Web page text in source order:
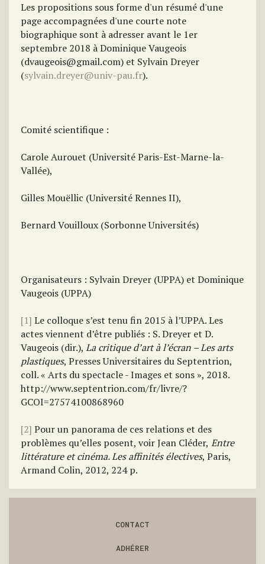
Les propositions sous forme d'un résumé d'une
page accompagnées d'une courte note
biographique sont à adresser avant le 1er
septembre 2018 à Dominique Vaugeois
(dvaugeois@gmail.com) et Sylvain Dreyer
(sylvain.dreyer@univ-pau.fr).
Comité scientifique :
Carole Aurouet (Université Paris-Est-Marne-la-
Vallée),
Gilles Mouëllic (Université Rennes II),
Bernard Vouilloux (Sorbonne Universités)
Organisateurs : Sylvain Dreyer (UPPA) et Dominique
Vaugeois (UPPA)
[1] Le colloque s’est tenu fin 2015 à l’UPPA. Les
actes viennent d’être publiés : S. Dreyer et D.
Vaugeois (dir.), La critique d’art à l’écran – Les arts
plastiques, Presses Universitaires du Septentrion,
coll. « Arts du spectacle - Images et sons », 2018.
http://www.septentrion.com/fr/livre/?
GCOI=27574100868960
[2] Pour un panorama de ces relations et des
problèmes qu’elles posent, voir Jean Cléder, Entre
littérature et cinéma. Les affinités électives, Paris,
Armand Colin, 2012, 224 p.
CONTACT
ADHÉRER